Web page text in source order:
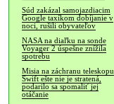
Súd zakázal samojazdiacim
Google taxíkom dobíjanie v
noci, rušili obyvateľov
NASA na diaľku na sonde
Voyager 2 úspešne znížila
spotrebu
Misia na záchranu teleskopu
Swift ešte nie je stratená,
podarilo sa spomaliť jej
otáčanie